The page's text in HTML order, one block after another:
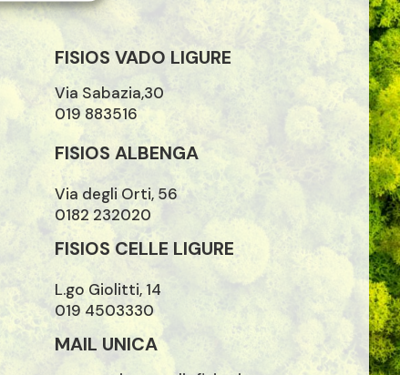
FISIOS VADO LIGURE
Via Sabazia,30
019 883516
FISIOS ALBENGA
Via degli Orti, 56
0182 232020
FISIOS CELLE LIGURE
L.go Giolitti, 14
019 4503330
MAIL UNICA